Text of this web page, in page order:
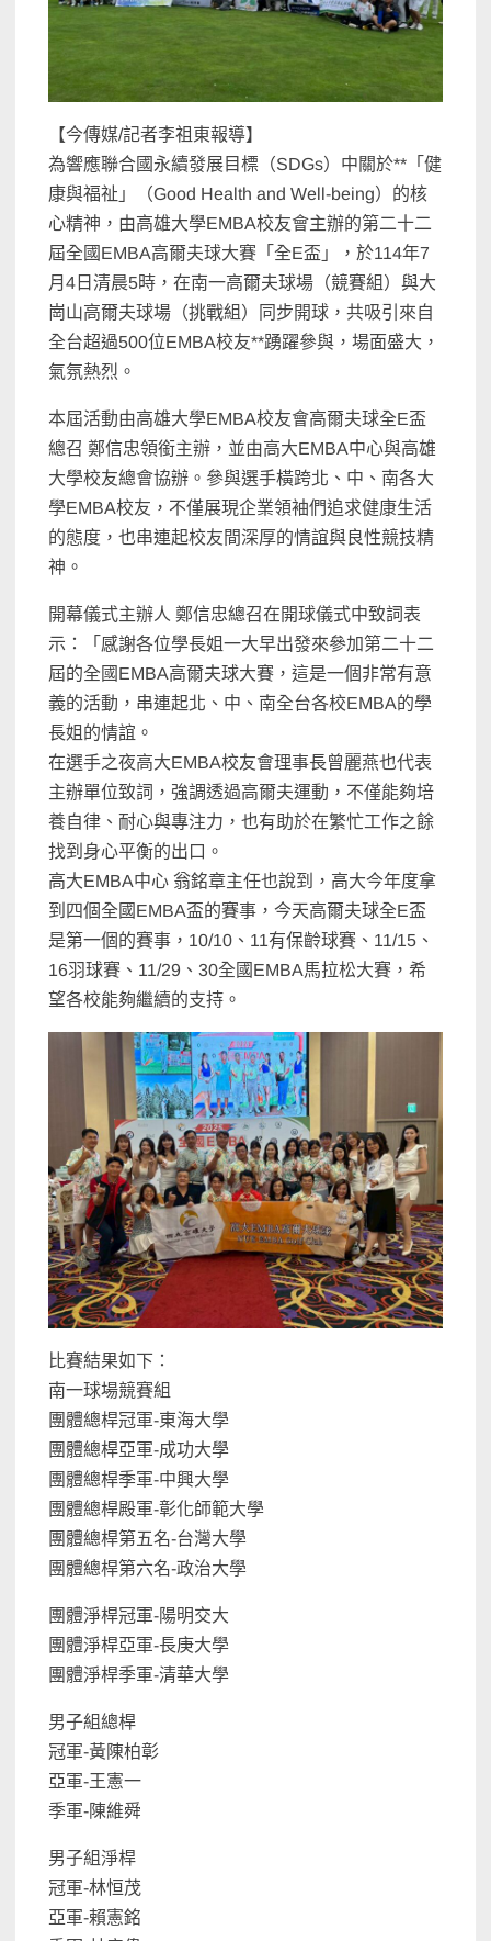
【今傳媒/記者李祖東報導】
為響應聯合國永續發展目標（SDGs）中關於**「健
康與福祉」（Good Health and Well-being）的核
心精神，由高雄大學EMBA校友會主辦的第二十二
屆全國EMBA高爾夫球大賽「全E盃」，於114年7
月4日清晨5時，在南一高爾夫球場（競賽組）與大
崗山高爾夫球場（挑戰組）同步開球，共吸引來自
全台超過500位EMBA校友**踴躍參與，場面盛大，
氣氛熱烈。
本屆活動由高雄大學EMBA校友會高爾夫球全E盃
總召 鄭信忠領銜主辦，並由高大EMBA中心與高雄
大學校友總會協辦。參與選手橫跨北、中、南各大
學EMBA校友，不僅展現企業領袖們追求健康生活
的態度，也串連起校友間深厚的情誼與良性競技精
神。
開幕儀式主辦人 鄭信忠總召在開球儀式中致詞表
示：「感謝各位學長姐一大早出發來參加第二十二
屆的全國EMBA高爾夫球大賽，這是一個非常有意
義的活動，串連起北、中、南全台各校EMBA的學
長姐的情誼。
在選手之夜高大EMBA校友會理事長曾麗燕也代表
主辦單位致詞，強調透過高爾夫運動，不僅能夠培
養自律、耐心與專注力，也有助於在繁忙工作之餘
找到身心平衡的出口。
高大EMBA中心 翁銘章主任也說到，高大今年度拿
到四個全國EMBA盃的賽事，今天高爾夫球全E盃
是第一個的賽事，10/10、11有保齡球賽、11/15、
16羽球賽、11/29、30全國EMBA馬拉松大賽，希
望各校能夠繼續的支持。
比賽結果如下：
南一球場競賽組
團體總桿冠軍-東海大學
團體總桿亞軍-成功大學
團體總桿季軍-中興大學
團體總桿殿軍-彰化師範大學
團體總桿第五名-台灣大學
團體總桿第六名-政治大學
團體淨桿冠軍-陽明交大
團體淨桿亞軍-長庚大學
團體淨桿季軍-清華大學
男子組總桿
冠軍-黃陳柏彰
亞軍-王憲一
季軍-陳維舜
男子組淨桿
冠軍-林恒茂
亞軍-賴憲銘